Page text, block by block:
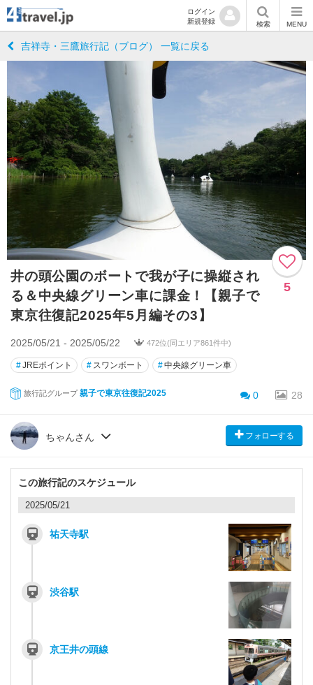
ログイン
新規登録
検索 MENU
吉祥寺・三鷹旅行記（ブログ） 一覧に戻る
井の頭公園のボートで我が子に操縦され
る＆中央線グリーン車に課金！【親子で
東京往復記2025年5月編その3】
5
2025/05/21 - 2025/05/22 472位(同エリア861件中)
#JREポイント # スワンボート #中央線グリーン車
旅行記グループ 親子で東京往復記2025 0 28
ちゃんさん フォローする
この旅行記のスケジュール
2025/05/21
祐天寺駅
渋谷駅
京王井の頭線